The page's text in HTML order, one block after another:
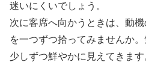
迷いにくいでしょう。
次に客席へ向かうときは、動
を一つずつ拾ってみませんか
少しずつ鮮やかに見えてきます